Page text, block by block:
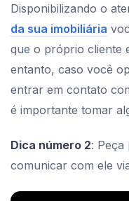
Disponibilizando o
da sua imobiliária
que o próprio cliente
entanto, caso você
entrar em contato
é importante tomar
Dica número 2: Peça
comunicar com ele